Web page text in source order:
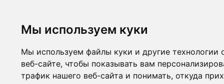
Мы используем куки
Мы используем файлы куки и другие
веб-сайте, чтобы показывать вам
трафик нашего веб-сайта и понимать, откуда